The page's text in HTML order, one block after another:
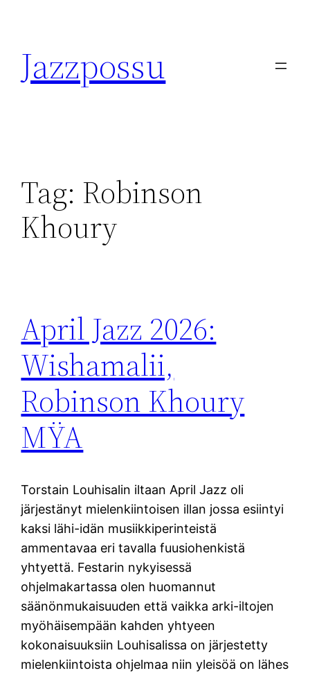
content
Jazzpossu
Tag: Robinson
Khoury
April Jazz 2026:
Wishamalii,
Robinson Khoury
MŸA
Torstain Louhisalin iltaan April Jazz oli
järjestänyt mielenkiintoisen illan jossa esiintyi
kaksi lähi-idän musiikkiperinteistä
ammentavaa eri tavalla fuusiohenkistä
yhtyettä. Festarin nykyisessä
ohjelmakartassa olen huomannut
säänönmukaisuuden että vaikka arki-iltojen
myöhäisempään kahden yhtyeen
kokonaisuuksiin Louhisalissa on järjestetty
mielenkiintoista ohjelmaa niin yleisöä on lähes